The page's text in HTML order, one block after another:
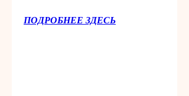
ПОДРОБНЕЕ ЗДЕСЬ